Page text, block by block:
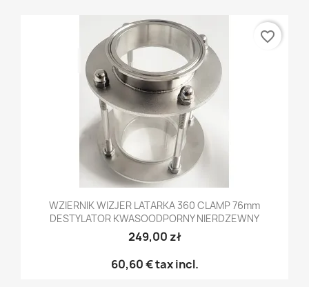
WZIERNIK WIZJER LATARKA 360 CLAMP 76mm
DESTYLATOR KWASOODPORNY NIERDZEWNY
249,00 zł
60,60 €tax incl.
favorite_border